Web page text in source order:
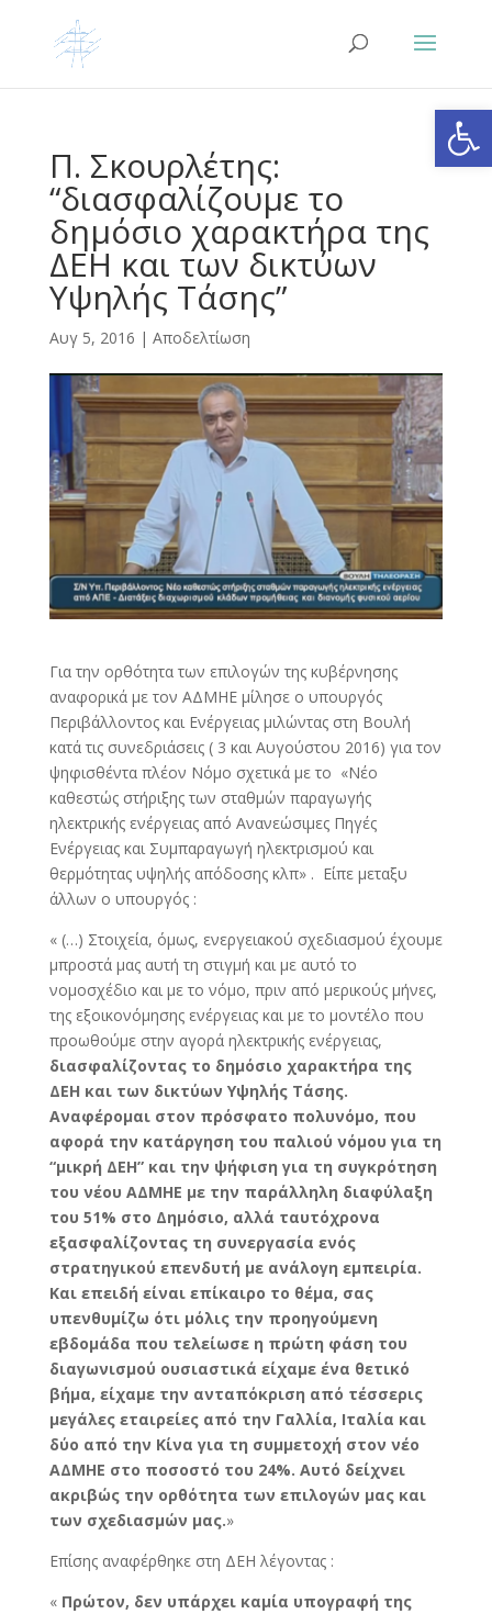
Π. Σκουρλέτης:
“διασφαλίζουμε το
δημόσιο χαρακτήρα της
ΔΕΗ και των δικτύων
Υψηλής Τάσης”
Αυγ 5, 2016 | Αποδελτίωση
Για την ορθότητα των επιλογών της κυβέρνησης
αναφορικά με τον ΑΔΜΗΕ μίλησε ο υπουργός
Περιβάλλοντος και Ενέργειας μιλώντας στη Βουλή
κατά τις συνεδριάσεις ( 3 και Αυγούστου 2016) για τον
ψηφισθέντα πλέον Νόμο σχετικά με το «Νέο
καθεστώς στήριξης των σταθμών παραγωγής
ηλεκτρικής ενέργειας από Ανανεώσιμες Πηγές
Ενέργειας και Συμπαραγωγή ηλεκτρισμού και
θερμότητας υψηλής απόδοσης κλπ» . Είπε μεταξυ
άλλων ο υπουργός :
« (…) Στοιχεία, όμως, ενεργειακού σχεδιασμού έχουμε
μπροστά μας αυτή τη στιγμή και με αυτό το
νομοσχέδιο και με το νόμο, πριν από μερικούς μήνες,
της εξοικονόμησης ενέργειας και με το μοντέλο που
προωθούμε στην αγορά ηλεκτρικής ενέργειας,
διασφαλίζοντας το δημόσιο χαρακτήρα της
ΔΕΗ και των δικτύων Υψηλής Τάσης.
Αναφέρομαι στον πρόσφατο πολυνόμο, που
αφορά την κατάργηση του παλιού νόμου για τη
“μικρή ΔΕΗ” και την ψήφιση για τη συγκρότηση
του νέου ΑΔΜΗΕ με την παράλληλη διαφύλαξη
του 51% στο Δημόσιο, αλλά ταυτόχρονα
εξασφαλίζοντας τη συνεργασία ενός
στρατηγικού επενδυτή με ανάλογη εμπειρία.
Και επειδή είναι επίκαιρο το θέμα, σας
υπενθυμίζω ότι μόλις την προηγούμενη
εβδομάδα που τελείωσε η πρώτη φάση του
διαγωνισμού ουσιαστικά είχαμε ένα θετικό
βήμα, είχαμε την ανταπόκριση από τέσσερις
μεγάλες εταιρείες από την Γαλλία, Ιταλία και
δύο από την Κίνα για τη συμμετοχή στον νέο
ΑΔΜΗΕ στο ποσοστό του 24%. Αυτό δείχνει
ακριβώς την ορθότητα των επιλογών μας και
των σχεδιασμών μας.»
Επίσης αναφέρθηκε στη ΔΕΗ λέγοντας :
« Πρώτον, δεν υπάρχει καμία υπογραφή της